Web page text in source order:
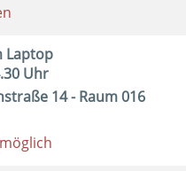
Laptop
Uhr
14 - Raum 016